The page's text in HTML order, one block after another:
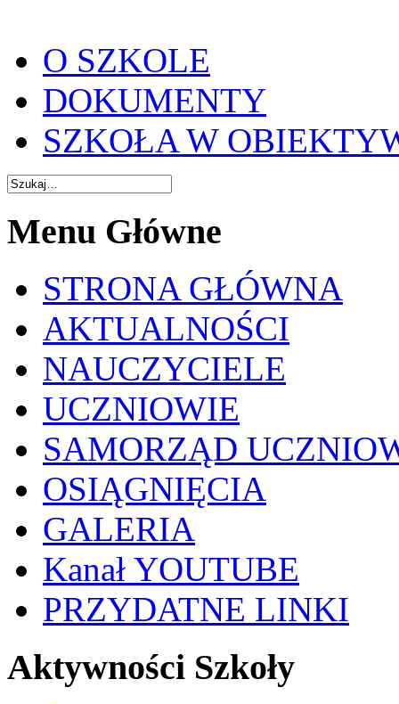
O SZKOLE
DOKUMENTY
SZKOŁA W
Menu Główne
STRONA GŁÓWNA
AKTUALNOŚCI
NAUCZYCIELE
UCZNIOWIE
SAMORZĄD
OSIĄGNIĘCIA
GALERIA
Kanał YOUTUBE
PRZYDATNE LINKI
Aktywności Szkoły